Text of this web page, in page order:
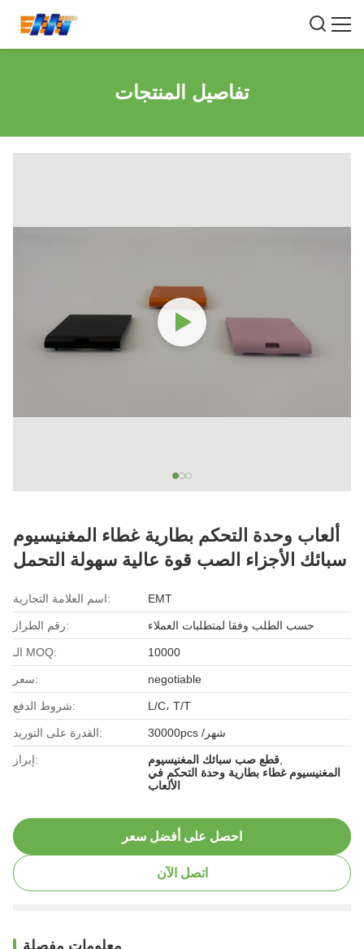
تفاصيل المنتجات
ألعاب وحدة التحكم بطارية غطاء المغنيسيوم
سبائك الأجزاء الصب قوة عالية سهولة التحمل
اسم العلامة التجارية: EMT
رقم الطراز: حسب الطلب وفقا لمتطلبات العملاء
الـ MOQ: 10000
سعر: negotiable
شروط الدفع: L/C، T/T
القدرة على التوريد: 30000pcs /شهر
إبراز: قطع صب سبائك المغنيسيوم
المغنيسيوم غطاء بطارية وحدة التحكم في
الألعاب
احصل على أفضل سعر
اتصل الآن
معلومات مفصلة